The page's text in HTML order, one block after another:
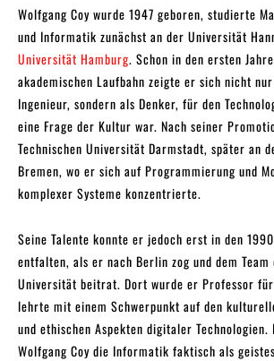
Wolfgang Coy wurde 1947 geboren, studierte
und Informatik zunächst an der Universität
Universität Hamburg. Schon in den ersten
akademischen Laufbahn zeigte er sich nicht
Ingenieur, sondern als Denker, für den
eine Frage der Kultur war. Nach seiner
Technischen Universität Darmstadt, später an
Bremen, wo er sich auf Programmierung und
komplexer Systeme konzentrierte.
Seine Talente konnte er jedoch erst in den
entfalten, als er nach Berlin zog und dem
Universität beitrat. Dort wurde er Professor
lehrte mit einem Schwerpunkt auf den
und ethischen Aspekten digitaler
Wolfgang Coy die Informatik faktisch als